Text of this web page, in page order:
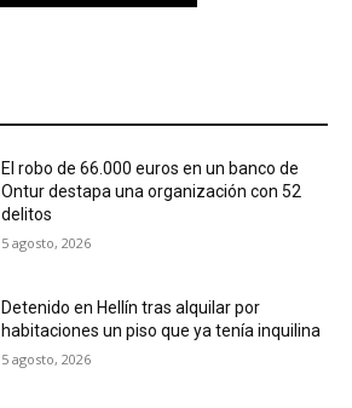
El robo de 66.000 euros en un banco de
Ontur destapa una organización con 52
delitos
5 agosto, 2026
Detenido en Hellín tras alquilar por
habitaciones un piso que ya tenía inquilina
5 agosto, 2026